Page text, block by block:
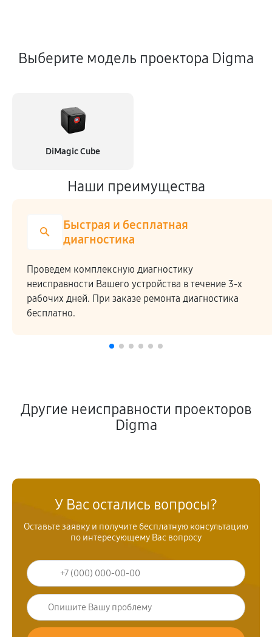
Выберите модель проектора Digma
DiMagic Cube
Наши преимущества
Быстрая и бесплатная
диагностика
Проведем комплексную диагностику
неисправности Вашего устройства в течение 3-х
рабочих дней. При заказе ремонта диагностика
бесплатно.
Другие неисправности проекторов
Digma
У Вас остались вопросы?
Оставьте заявку и получите бесплатную консультацию
по интересующему Вас вопросу